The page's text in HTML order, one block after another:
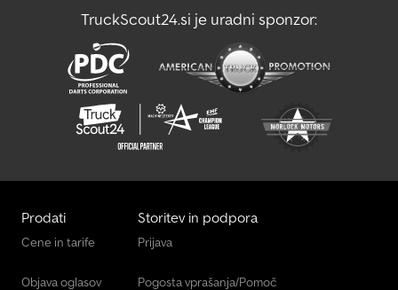
TruckScout24.si je uradni sponzor:
Prodati
Cene in tarife
Objava oglasov
Storitev in podpora
Prijava
Pogosta vprašanja/Pomoč